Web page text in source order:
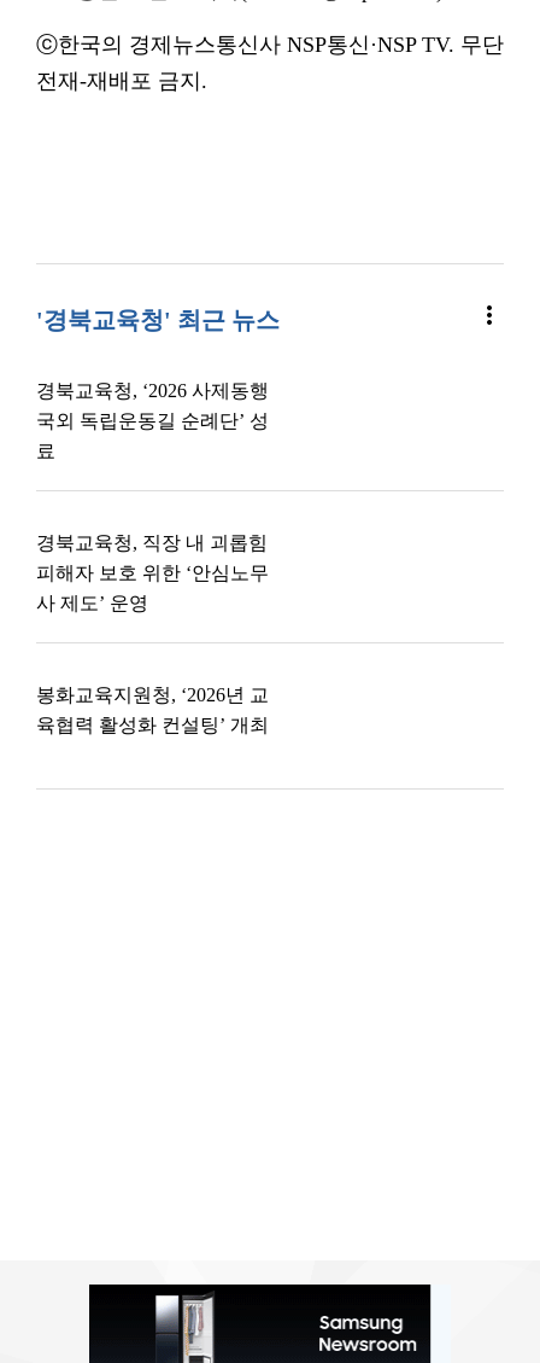
ⓒ한국의 경제뉴스통신사 NSP통신·NSP TV. 무단
전재-재배포 금지.
'경북교육청' 최근 뉴스 more_vert
경북교육청, ‘2026 사제동행
국외 독립운동길 순례단’ 성
료
경북교육청, 직장 내 괴롭힘
피해자 보호 위한 ‘안심노무
사 제도’ 운영
봉화교육지원청, ‘2026년 교
육협력 활성화 컨설팅’ 개최